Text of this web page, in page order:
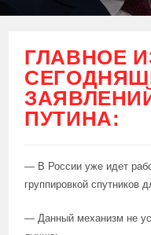
ГЛАВНОЕ
ПУТИНА:
— В России уже идет
группировкой спутников
— Данный механизм не